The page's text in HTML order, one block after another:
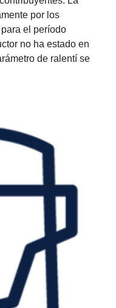
por los
el período
no ha estado en
de ralentí se